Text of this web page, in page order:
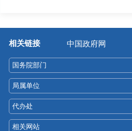
相关链接 中国政府网
国务院部门
局属单位
代办处
相关网站